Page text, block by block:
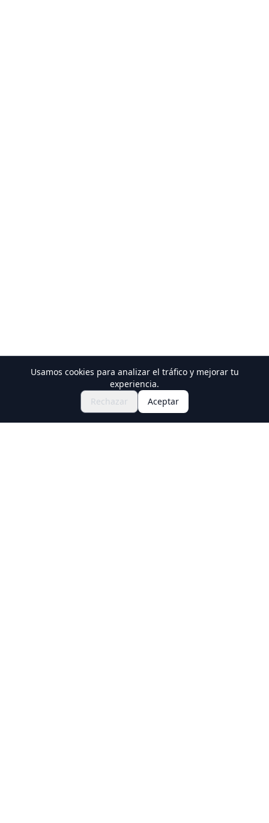
Descubre Festivales y Eventos
Consigue Entradas para el Matsuri
Japonés
Usamos cookies para analizar el tráfico y mejorar tu
experiencia.
Rechazar
Aceptar